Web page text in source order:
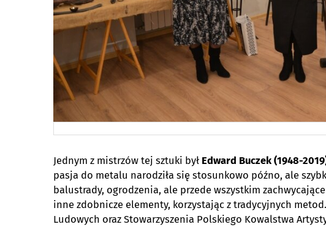
Jednym z mistrzów tej sztuki był Edward Buczek (1948-
pasja do metalu narodziła się stosunkowo późno, ale
balustrady, ogrodzenia, ale przede wszystkim
inne zdobnicze elementy, korzystając z tradycyjnych
Ludowych oraz Stowarzyszenia Polskiego Kowalstwa